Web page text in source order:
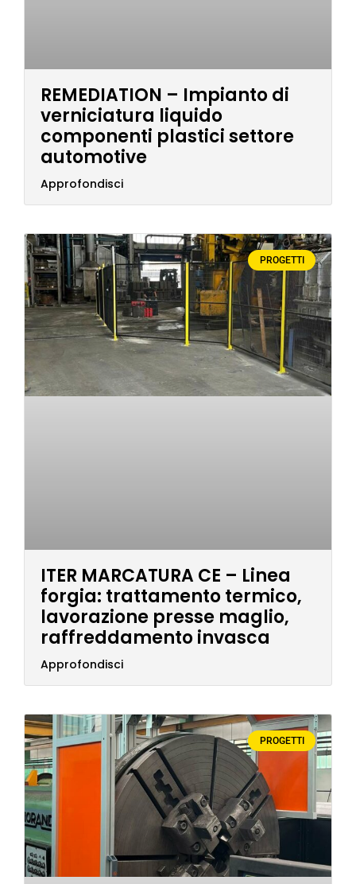
REMEDIATION – Impianto di
verniciatura liquido
componenti plastici settore
automotive
Approfondisci
PROGETTI
ITER MARCATURA CE – Linea
forgia: trattamento termico,
lavorazione presse maglio,
raffreddamento invasca
Approfondisci
PROGETTI